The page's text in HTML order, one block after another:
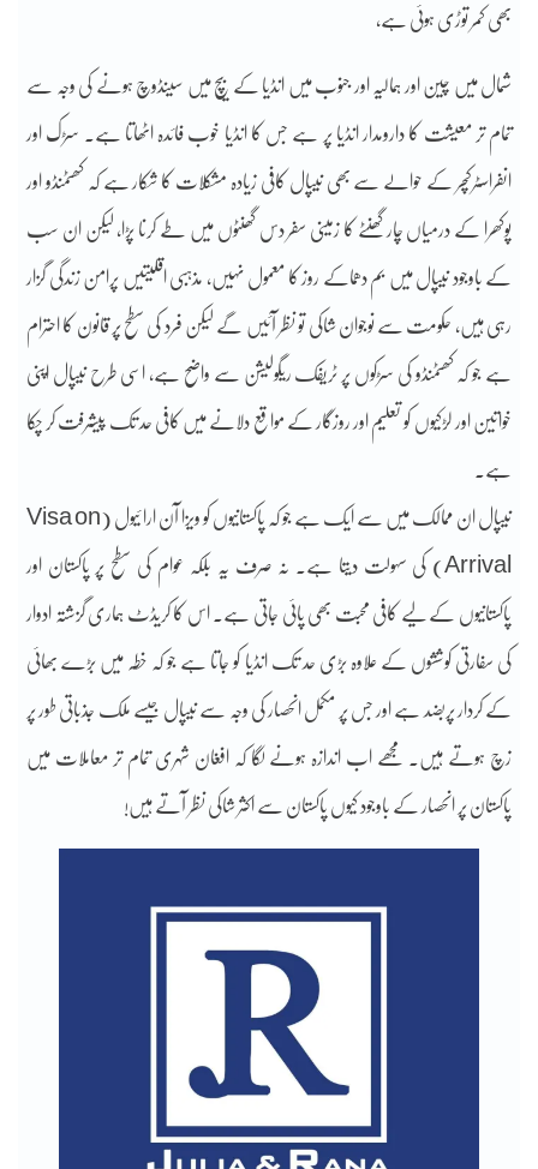
بھی کمر توڑی ہوئی ہے،
شمال میں چین اور ہمالیہ اور جنوب میں انڈیا کے بیچ میں سینڈوچ ہونے کی وجہ سے
تمام تر معیشت کا دارومدار انڈیا پر ہے جس کا انڈیا خوب فائدہ اٹھاتا ہے۔ سڑک اور
انفراسٹرکچر کے حوالے سے بھی نیپال کافی زیادہ مشکلات کا شکار ہے کہ کھٹمنڈو اور
پوکھرا کے درمیاں چار گھنٹے کا زمینی سفر دس گھنٹوں میں طے کرنا پڑا، لیکن ان سب
کے باوجود نیپال میں بم دھماکے روز کا معمول نہیں، مذہبی اقلیتیں پرامن زندگی گزار
رہی ہیں، حکومت سے نوجوان شاکی تو نظر آئیں گے لیکن فرد کی سطح پر قانون کا احترام
ہے جو کہ کھٹمنڈو کی سڑکوں پر ٹریفک ریگولیشن سے واضح ہے، اسی طرح نیپال اپنی
خواتین اور لڑکیوں کو تعلیم اور روزگار کے مواقع دلانے میں کافی حد تک پیشرفت کر چکا
ہے۔
نیپال ان ممالک میں سے ایک ہے جو کہ پاکستانیوں کو ویزا آن ارا ئیول (Visa on
Arrival) کی سہولت دیتا ہے۔ نہ صرف یہ بلکہ عوام کی سطح پر پاکستان اور
پاکستانیوں کے لیے کافی محبت بھی پائی جاتی ہے۔ اس کا کریڈٹ ہماری گزشتہ ادوار
کی سفارتی کوششوں کے علاوہ بڑی حد تک انڈیا کو جاتا ہے جو کہ خطہ میں بڑے بھائی
کے کردار پربضد ہے اور جس پر مکمل انحصار کی وجہ سے نیپال جیسے ملک جذباتی طور پر
زچ ہوتے ہیں۔ مجھے اب اندازہ ہونے لگا کہ افغان شہری تمام تر معاملات میں
پاکستان پر انحصار کے باوجود کیوں پاکستان سے اکثر شاکی نظر آتے ہیں!